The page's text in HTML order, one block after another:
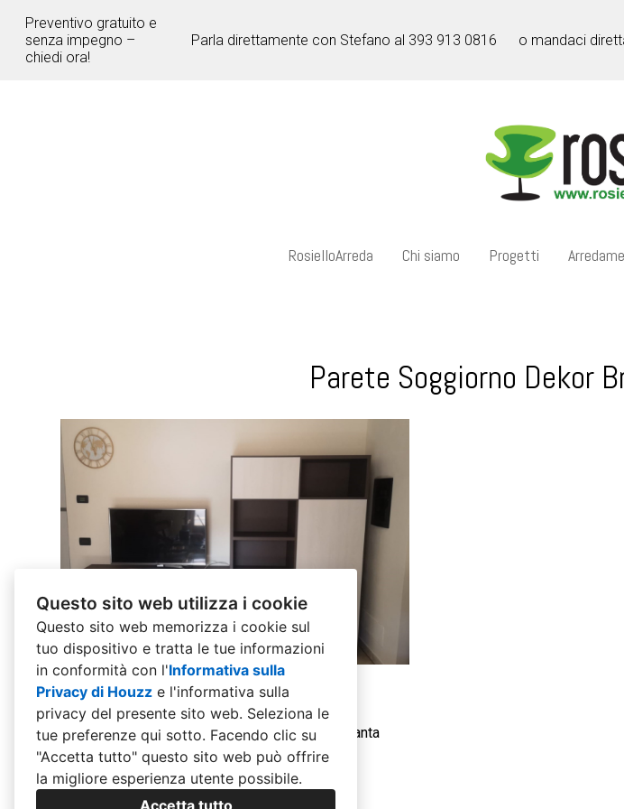
Questo sito web utilizza i cookie
Questo sito web memorizza i cookie sul
tuo dispositivo e tratta le tue informazioni
in conformità con l'Informativa sulla
Privacy di Houzz e l'informativa sulla
privacy del presente sito web. Seleziona le
tue preferenze qui sotto. Facendo clic su
"Accetta tutto" questo sito web può offrire
la migliore esperienza utente possibile.
Accetta tutto
Passa
ai
contenuti
Preventivo gratuito e
senza impegno –
chiedi ora!
Parla direttamente con Stefano al 393 913 0816 o mandaci
RosielloArreda Chi siamo Progetti
Parete Soggiorno Dekor
Parete Soggiorno Dekor Bronzo / Olmo
Sbiancato
Parete soggiorno struttura Dekor Bronzo e anta
Olmo Sbiancato